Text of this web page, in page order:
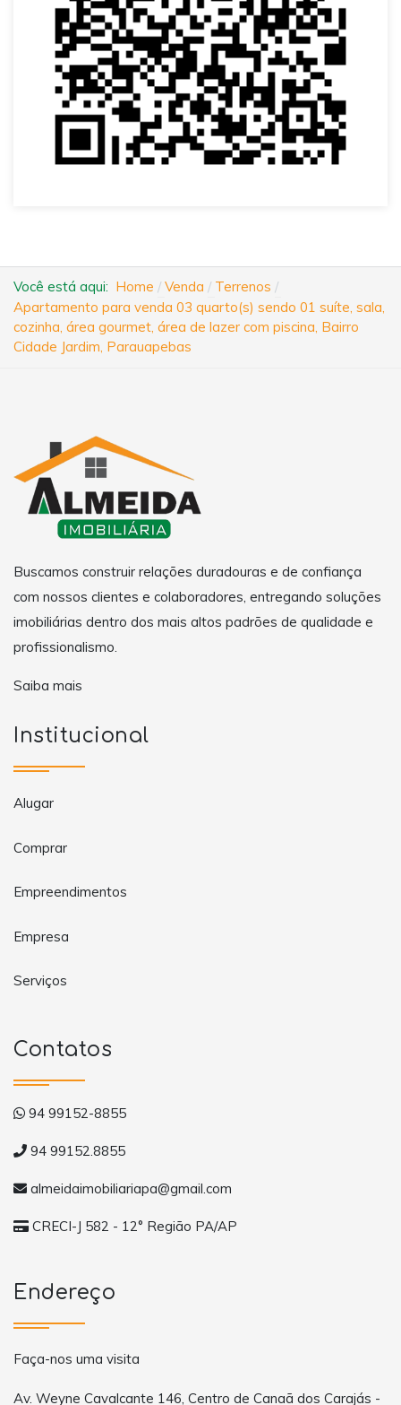
Você está aqui: Home Venda
Terrenos
Apartamento para venda 03 quarto(s) sendo 01 suíte, sala,
cozinha, área gourmet, área de lazer com piscina, Bairro
Cidade Jardim, Parauapebas
Buscamos construir relações duradouras e de confiança
com nossos clientes e colaboradores, entregando soluções
imobiliárias dentro dos mais altos padrões de qualidade e
profissionalismo.
Saiba mais
Institucional
Alugar
Comprar
Empreendimentos
Empresa
Serviços
Contatos
94 99152-8855
94 99152.8855
almeidaimobiliariapa@gmail.com
CRECI-J 582 - 12° Região PA/AP
Endereço
Faça-nos uma visita
Av. Weyne Cavalcante 146, Centro de Canaã dos Carajás -